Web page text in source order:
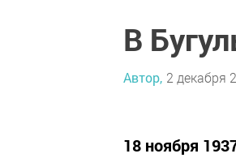
В
Автор, 2 декабря
18 ноября